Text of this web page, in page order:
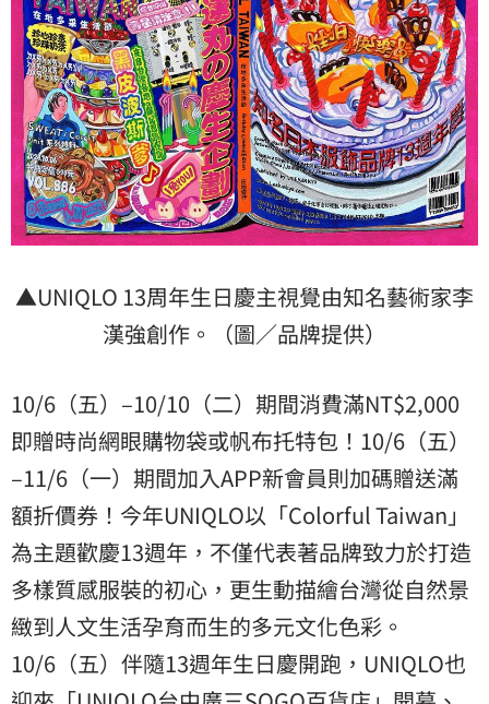
▲UNIQLO 13周年生日慶主視覺由知名藝術家李
漢強創作。（圖／品牌提供）
10/6（五）–10/10（二）期間消費滿NT$2,000
即贈時尚網眼購物袋或帆布托特包！10/6（五）
–11/6（一）期間加入APP新會員則加碼贈送滿
額折價券！今年UNIQLO以「Colorful Taiwan」
為主題歡慶13週年，不僅代表著品牌致力於打造
多樣質感服裝的初心，更生動描繪台灣從自然景
緻到人文生活孕育而生的多元文化色彩。
10/6（五）伴隨13週年生日慶開跑，UNIQLO也